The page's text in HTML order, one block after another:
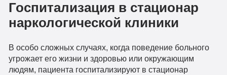
Госпитализация в стационар
наркологической клиники
В особо сложных случаях, когда поведение больного
угрожает его жизни и здоровью или окружающим
людям, пациента госпитализируют в стационар